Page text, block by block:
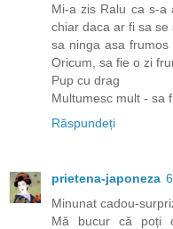
Mi-a zis Ralu ca s-a
chiar daca ar fi sa
sa ninga asa frumos
Oricum, sa fie o zi
Pup cu drag
Multumesc mult - sa
Răspundeți
prietena-japoneza
Minunat cadou-
Mă bucur că poți